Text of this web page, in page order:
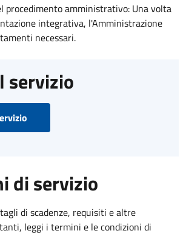
procedimento amministrativo: Una volta
integrativa, l'Amministrazione
necessari.
servizio
di servizio
di scadenze, requisiti e altre
leggi i termini e le condizioni di